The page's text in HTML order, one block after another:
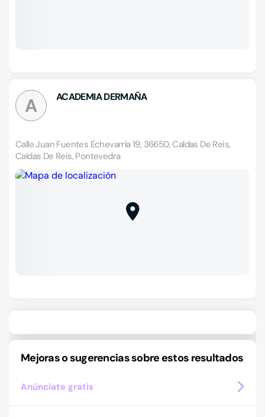
A ACADEMIA DERMAÑA
Calle Juan Fuentes Echevarría 19, 36650, Caldas De Reis,
Caldas De Reis, Pontevedra
Mejoras o sugerencias sobre estos resultados
Anúnciate gratis